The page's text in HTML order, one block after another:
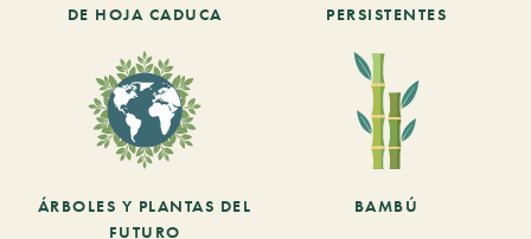
DE HOJA CADUCA
PERSISTENTES
ÁRBOLES Y PLANTAS DEL
FUTURO
BAMBÚ